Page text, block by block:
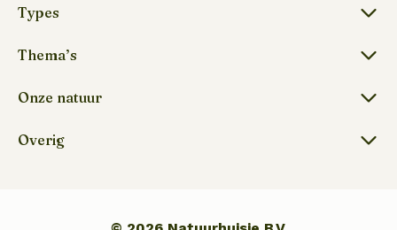
Types
Thema’s
Onze natuur
Overig